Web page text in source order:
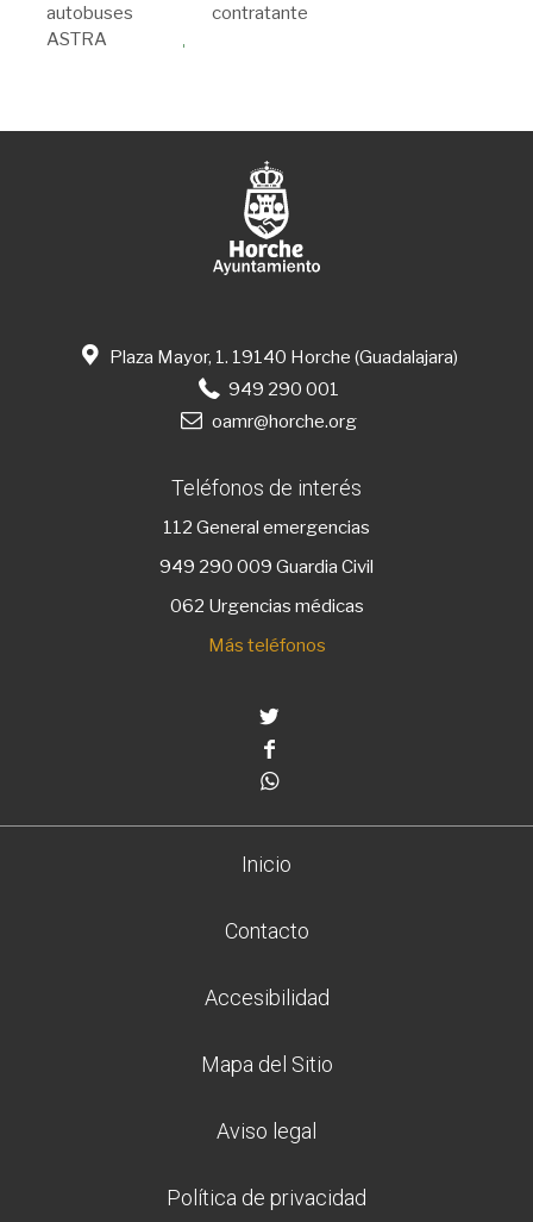
autobuses
ASTRA
contratante
Plaza Mayor, 1. 19140 Horche (Guadalajara)
949 290 001
oamr@horche.org
Teléfonos de interés
112 General emergencias
949 290 009 Guardia Civil
062 Urgencias médicas
Más teléfonos
Inicio
Contacto
Accesibilidad
Mapa del Sitio
Aviso legal
Política de privacidad